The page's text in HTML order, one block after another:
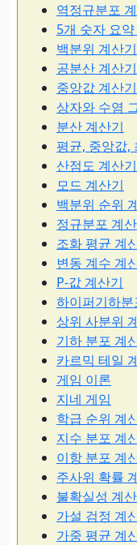
역정규분포
5개 숫자 요
백분위 계산기
공분산 계산기
중앙값 계산기
상자와 수염
분산 계산기
평균, 중앙값,
산점도 계산기
모드 계산기
백분위 순위
정규분포 계
조화 평균 계
변동 계수 계
P-값 계산기
하이퍼기하분
상위 사분위
기하 분포 계
카르믹 테일
게임 이론
지네 게임
학급 순위 계
지수 분포 계
이항 분포 계
주사위 확률
불확실성 계
가설 검정 계
가중 평균 계